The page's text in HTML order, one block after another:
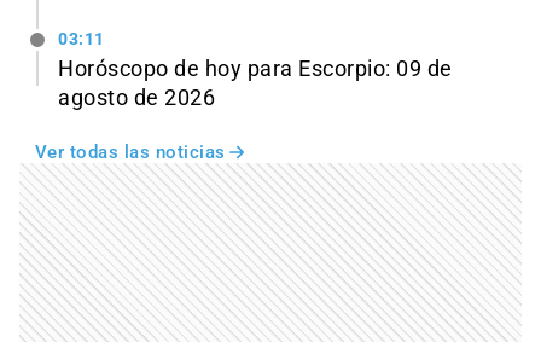
03:11
Horóscopo de hoy para Escorpio: 09 de
agosto de 2026
Ver todas las noticias